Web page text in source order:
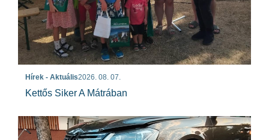
Hírek - Aktuális2026. 08. 07.
Kettős Siker A Mátrában